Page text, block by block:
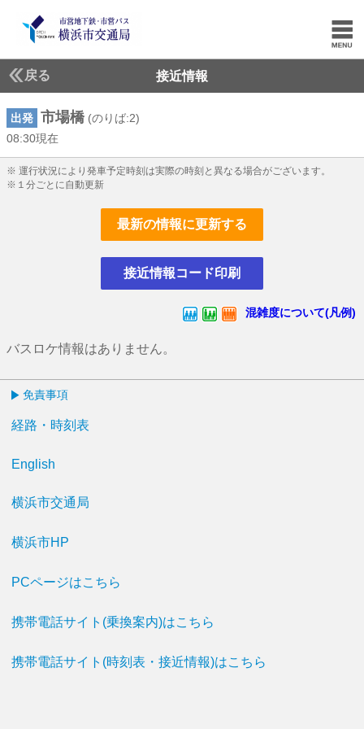
戻る 接近情報
出発 市場橋 (のりば:2)
08:30現在
※ 運行状況により発車予定時刻は実際の時刻と異なる場合がございます。
※１分ごとに自動更新
最新の情報に更新する
接近情報コード印刷
混雑度について(凡例)
バスロケ情報はありません。
免責事項
経路・時刻表
English
横浜市交通局
横浜市HP
PCページはこちら
携帯電話サイト(乗換案内)はこちら
携帯電話サイト(時刻表・接近情報)はこちら